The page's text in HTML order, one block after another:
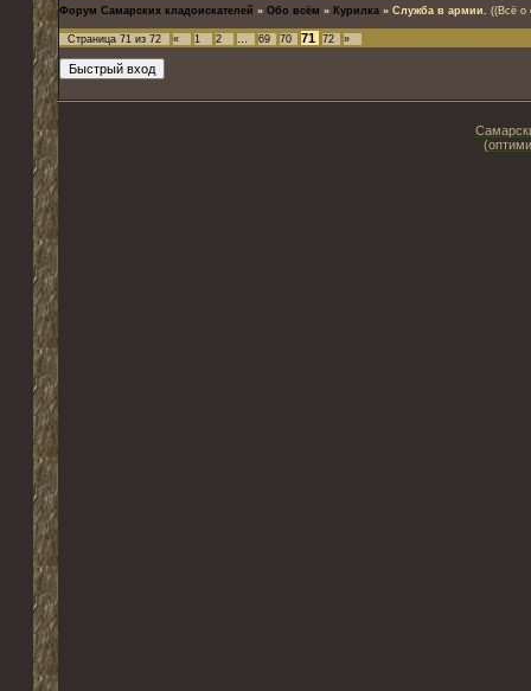
Форум Самарских кладоискателей » Обо всём » Курилка » Служба в армии. ((Всё о
Страница 71 из 72 « 1 2 … 69 70 71 72 »